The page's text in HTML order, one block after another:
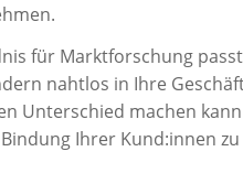
.
für Marktforschung
nahtlos in Ihre
Unterschied machen kann
Ihrer Kund:innen zu